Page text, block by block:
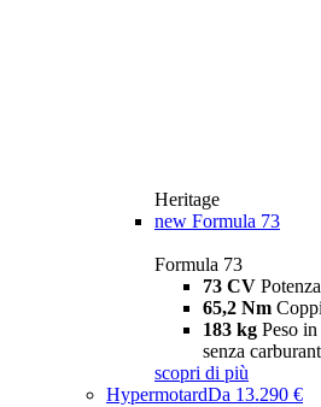
Heritage
new Formula 73
Formula 73
73 CV Potenza
65,2 Nm
183 kg Peso
senza
scopri di più
HypermotardDa 13.290 €